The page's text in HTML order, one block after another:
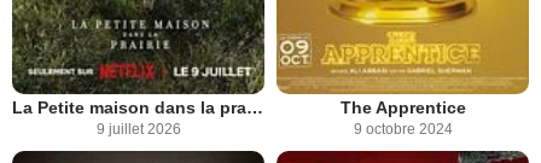
La Petite maison dans la prairie
9 juillet 2026
The Apprentice
9 octobre 2024